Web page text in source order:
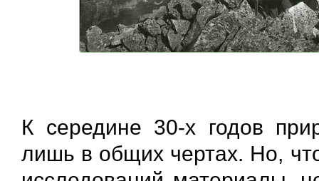
К середине 30-х годов
лишь в общих чертах. Но,